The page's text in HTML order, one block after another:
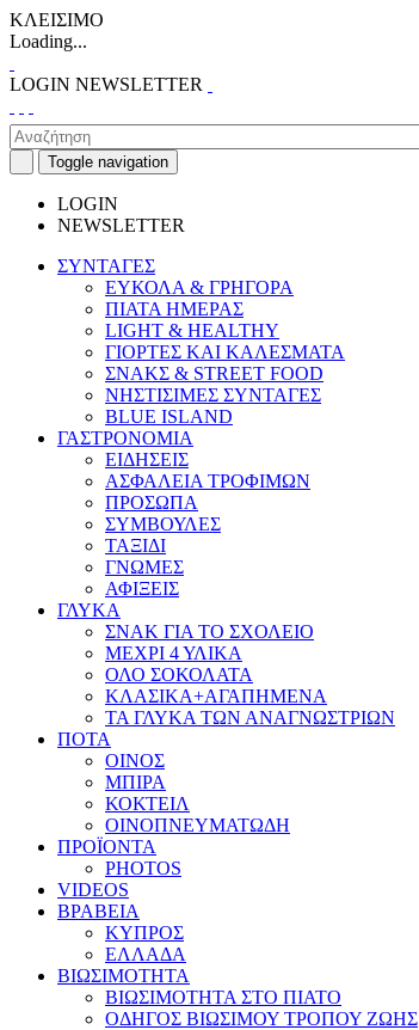
ΚΛΕΙΣΙΜΟ
Loading...
LOGIN NEWSLETTER
Toggle navigation
LOGIN
NEWSLETTER
ΣΥΝΤΑΓΕΣ
ΕΥΚΟΛΑ & ΓΡΗΓΟΡΑ
ΠΙΑΤΑ ΗΜΕΡΑΣ
LIGHT & HEALTHY
ΓΙΟΡΤΕΣ ΚΑΙ ΚΑΛΕΣΜΑΤΑ
ΣΝΑΚΣ & STREET FOOD
ΝΗΣΤΙΣΙΜΕΣ ΣΥΝΤΑΓΕΣ
BLUE ISLAND
ΓΑΣΤΡΟΝΟΜΙΑ
ΕΙΔΗΣΕΙΣ
ΑΣΦΑΛΕΙΑ ΤΡΟΦΙΜΩΝ
ΠΡΟΣΩΠΑ
ΣΥΜΒΟΥΛΕΣ
ΤΑΞΙΔΙ
ΓΝΩΜΕΣ
ΑΦΙΞΕΙΣ
ΓΛΥΚΑ
ΣΝΑΚ ΓΙΑ ΤΟ ΣΧΟΛΕΙΟ
ΜΕΧΡΙ 4 ΥΛΙΚΑ
ΟΛΟ ΣΟΚΟΛΑΤΑ
ΚΛΑΣΙΚΑ+ΑΓΑΠΗΜΕΝΑ
ΤΑ ΓΛΥΚΑ ΤΩΝ ΑΝΑΓΝΩΣΤΡΙΩΝ
ΠΟΤΑ
ΟΙΝΟΣ
ΜΠΙΡΑ
ΚΟΚΤΕΙΛ
ΟΙΝΟΠΝΕΥΜΑΤΩΔΗ
ΠΡΟΪΟΝΤΑ
PHOTOS
VIDEOS
ΒΡΑΒΕΙΑ
ΚΥΠΡΟΣ
ΕΛΛΑΔΑ
ΒΙΩΣΙΜΟΤΗΤΑ
ΒΙΩΣΙΜΟΤΗΤΑ ΣΤΟ ΠΙΑΤΟ
ΟΔΗΓΟΣ ΒΙΩΣΙΜΟΥ ΤΡΟΠΟΥ ΖΩΗΣ